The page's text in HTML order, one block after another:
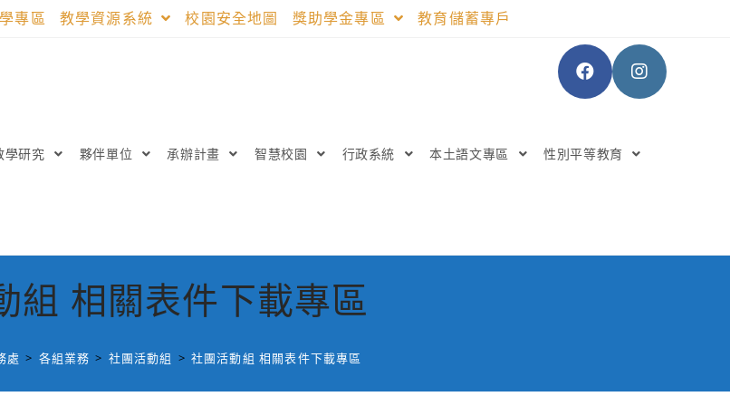
專區 教學資源系統 校園安全地圖 獎助學金專區 教育儲蓄專戶
學研究 夥伴單位 承辦計畫 智慧校園 行政系統 本土語文專區 性別平等教育
組 相關表件下載專區
處 > 各組業務 > 社團活動組 > 社團活動組 相關表件下載專區